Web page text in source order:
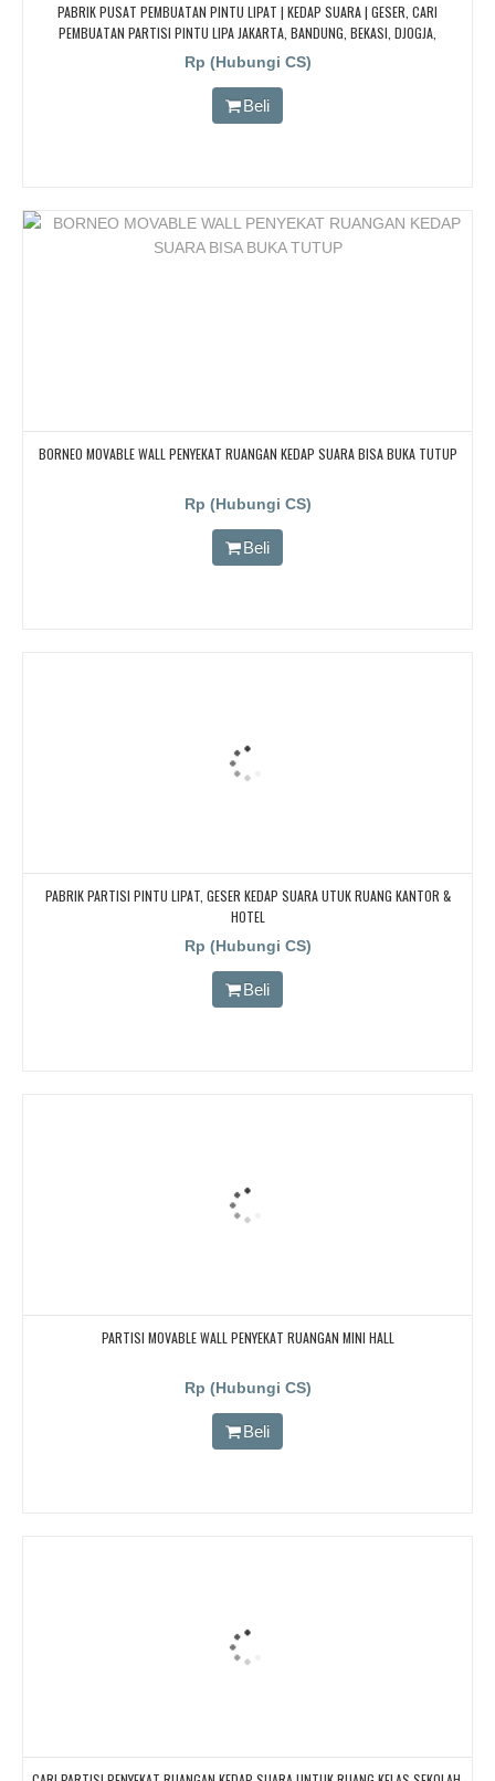
PABRIK PUSAT PEMBUATAN PINTU LIPAT | KEDAP SUARA | GESER, CARI
PEMBUATAN PARTISI PINTU LIPA JAKARTA, BANDUNG, BEKASI, DJOGJA,
YOGYAKARTA TANGERANG, BOGOR, Redam/kedap Suara
Rp (Hubungi CS)
Beli
BORNEO MOVABLE WALL PENYEKAT RUANGAN KEDAP SUARA BISA BUKA TUTUP
Rp (Hubungi CS)
Beli
PABRIK PARTISI PINTU LIPAT, GESER KEDAP SUARA UTUK RUANG KANTOR &
HOTEL
Rp (Hubungi CS)
Beli
PARTISI MOVABLE WALL PENYEKAT RUANGAN MINI HALL
Rp (Hubungi CS)
Beli